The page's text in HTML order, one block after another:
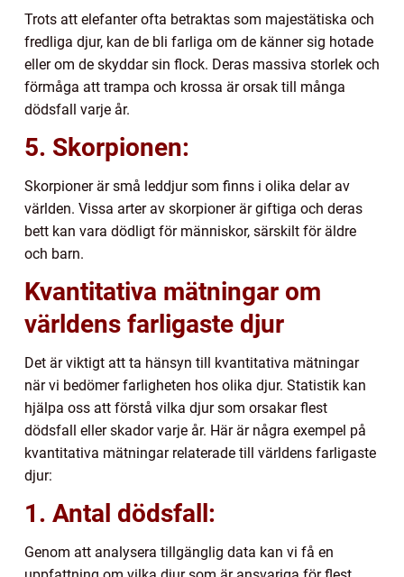
Trots att elefanter ofta betraktas som majestätiska och
fredliga djur, kan de bli farliga om de känner sig hotade
eller om de skyddar sin flock. Deras massiva storlek och
förmåga att trampa och krossa är orsak till många
dödsfall varje år.
5. Skorpionen:
Skorpioner är små leddjur som finns i olika delar av
världen. Vissa arter av skorpioner är giftiga och deras
bett kan vara dödligt för människor, särskilt för äldre
och barn.
Kvantitativa mätningar om
världens farligaste djur
Det är viktigt att ta hänsyn till kvantitativa mätningar
när vi bedömer farligheten hos olika djur. Statistik kan
hjälpa oss att förstå vilka djur som orsakar flest
dödsfall eller skador varje år. Här är några exempel på
kvantitativa mätningar relaterade till världens farligaste
djur:
1. Antal dödsfall:
Genom att analysera tillgänglig data kan vi få en